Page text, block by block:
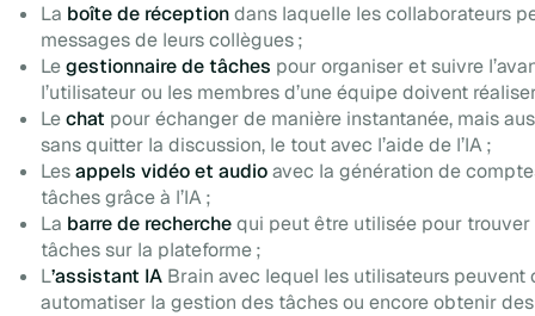
La boîte de réceptiondans laquelle les collaborateurs
messages de leurs collègues ;
Legestionnaire de tâches pour organiser et suivre
l’utilisateur ou les membres d’une équipe doivent
Lechat pour échanger de manière instantanée, mais
sans quitter la discussion, le tout avec l’aide de l’IA ;
Lesappels vidéo et audioavec la génération de
tâches grâce à l’IA ;
La barre de recherchequi peut être utilisée pour
tâches sur la plateforme ;
L’assistant IA Brain avec lequel les utilisateurs peuvent
automatiser la gestion des tâches ou encore obtenir